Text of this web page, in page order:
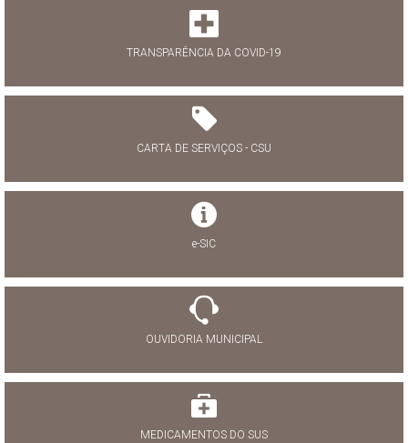
TRANSPARÊNCIA DA COVID-19
CARTA DE SERVIÇOS - CSU
e-SIC
OUVIDORIA MUNICIPAL
MEDICAMENTOS DO SUS